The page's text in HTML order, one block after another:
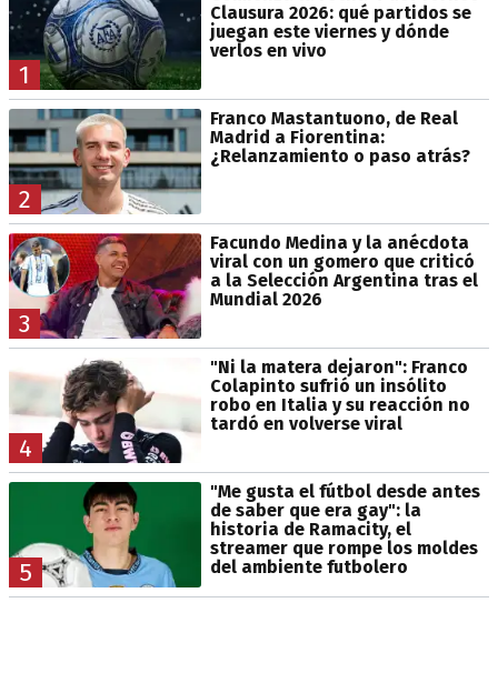
1
Clausura 2026: qué partidos se
juegan este viernes y dónde
verlos en vivo
2
Franco Mastantuono, de Real
Madrid a Fiorentina:
¿Relanzamiento o paso atrás?
3
Facundo Medina y la anécdota
viral con un gomero que criticó
a la Selección Argentina tras el
Mundial 2026
4
"Ni la matera dejaron": Franco
Colapinto sufrió un insólito
robo en Italia y su reacción no
tardó en volverse viral
5
"Me gusta el fútbol desde antes
de saber que era gay": la
historia de Ramacity, el
streamer que rompe los moldes
del ambiente futbolero